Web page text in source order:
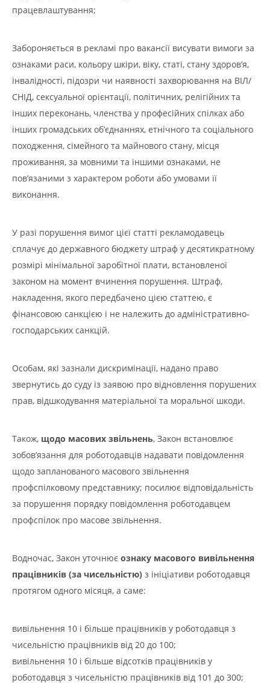
працевлаштування;
Забороняється в рекламі про вакансії висувати вимоги за
ознаками раси, кольору шкіри, віку, статі, стану здоров’я,
інвалідності, підозри чи наявності захворювання на ВІЛ/
СНІД, сексуальної орієнтації, політичних, релігійних та
інших переконань, членства у професійних спілках або
інших громадських об’єднаннях, етнічного та соціального
походження, сімейного та майнового стану, місця
проживання, за мовними та іншими ознаками, не
пов’язаними з характером роботи або умовами її
виконання.
У разі порушення вимог цієї статті рекламодавець
сплачує до державного бюджету штраф у десятикратному
розмірі мінімальної заробітної плати, встановленої
законом на момент вчинення порушення. Штраф,
накладення, якого передбачено цією статтею, є
фінансовою санкцією і не належить до адміністративно-
господарських санкцій.
Особам, які зазнали дискримінації, надано право
звернутись до суду із заявою про відновлення порушених
прав, відшкодування матеріальної та моральної шкоди.
Також, щодо масових звільнень, Закон встановлює
зобов’язання для роботодавців надавати повідомлення
щодо запланованого масового звільнення
профспілковому представнику; посилює відповідальність
за порушення порядку повідомлення роботодавцем
профспілок про масове звільнення.
Водночас, Закон уточнює ознаку масового вивільнення
працівників (за чисельністю) з ініціативи роботодавця
протягом одного місяця, а саме:
вивільнення 10 і більше працівників у роботодавця з
чисельністю працівників від 20 до 100;
вивільнення 10 і більше відсотків працівників у
роботодавця з чисельністю працівників від 101 до 300;